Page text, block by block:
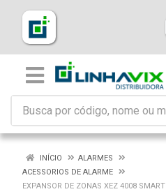
INÍCIO
ALARMES
ACESSORIOS DE ALARME
EXPANSOR DE ZONAS XEZ 4008 SMART